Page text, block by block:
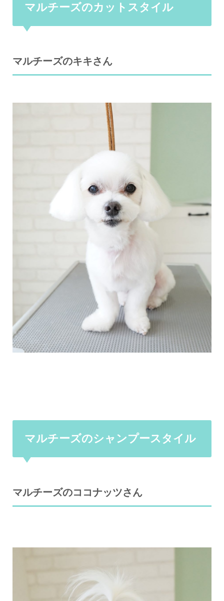
マルチーズのカットスタイル
マルチーズのキキさん
マルチーズのシャンプースタイル
マルチーズのココナッツさん